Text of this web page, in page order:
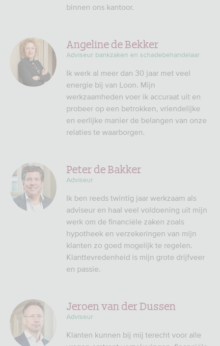
binnen ons kantoor.
Angeline de Bekker
Adviseur bankzaken en schadebehandelaar
Ik werk al meer dan 30 jaar met veel
energie bij van Loon. Mijn
werkzaamheden voer ik accuraat uit en
probeer op een betrokken, vriendelijke
en eerlijke manier de belangen van onze
relaties te waarborgen.
Peter de Bakker
Adviseur
Ik ben reeds twintig jaar werkzaam als
adviseur en haal veel voldoening uit mijn
werk om de financiële zaken zoals
hypotheek en verzekeringen van mijn
klanten zo goed mogelijk te regelen.
Klanttevredenheid is mijn grote drijfveer
en passie.
Jeroen van der Dussen
Adviseur
Klanten kunnen bij mij terecht voor alle